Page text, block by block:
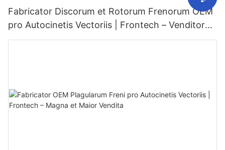
Fabricator Discorum et Rotorum Frenorum OEM
pro Autocinetis Vectoriis | Frontech – Venditor
Maximus